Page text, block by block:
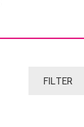
FILTER